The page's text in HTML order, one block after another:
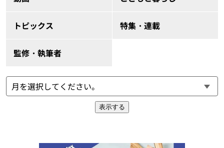
トピックス 特集・連載
監修・執筆者
表示する